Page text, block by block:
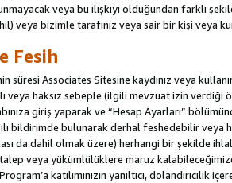
veya bu ilişkiyi olduğundan farklı
veya bizimle tarafınız veya sair bir kişi veya
Fesih
süresi Associates Sitesine kaydınız veya
veya haksız sebeple (ilgili mevzuat izin
giriş yaparak ve “Hesap Ayarları”
bildirimde bulunarak derhal feshedebilir veya
da dahil olmak üzere) herhangi bir şekilde
veya yükümlülüklere maruz
katılımınızın yanıltıcı,